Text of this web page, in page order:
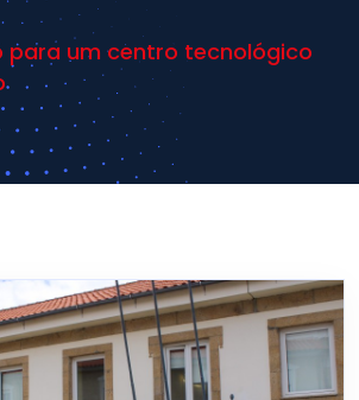
para um centro tecnológico